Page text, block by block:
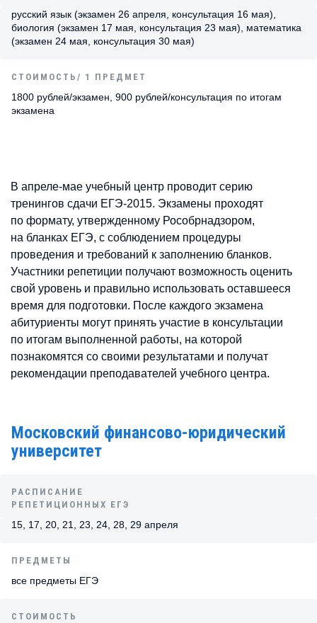
русский язык (экзамен 26 апреля, консультация 16 мая),
биология (экзамен 17 мая, консультация 23 мая), математика
(экзамен 24 мая, консультация 30 мая)
СТОИМОСТЬ/ 1 ПРЕДМЕТ
1800 рублей/экзамен, 900 рублей/консультация по итогам
экзамена
В апреле-мае учебный центр проводит серию
тренингов сдачи ЕГЭ-2015. Экзамены проходят
по формату, утвержденному Рособрнадзором,
на бланках ЕГЭ, с соблюдением процедуры
проведения и требований к заполнению бланков.
Участники репетиции получают возможность оценить
свой уровень и правильно использовать оставшееся
время для подготовки. После каждого экзамена
абитуриенты могут принять участие в консультации
по итогам выполненной работы, на которой
познакомятся со своими результатами и получат
рекомендации преподавателей учебного центра.
Московский финансово-юридический
университет
РАСПИСАНИЕ
РЕПЕТИЦИОННЫХ ЕГЭ
15, 17, 20, 21, 23, 24, 28, 29 апреля
ПРЕДМЕТЫ
все предметы ЕГЭ
СТОИМОСТЬ